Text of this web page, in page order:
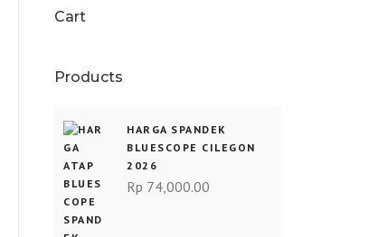
Cart
Products
HARGA SPANDEK
BLUESCOPE CILEGON
2026
Rp 74,000.00